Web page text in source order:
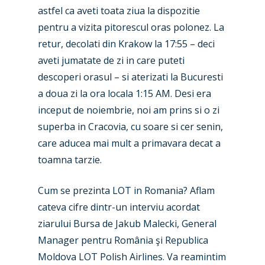
astfel ca aveti toata ziua la dispozitie
pentru a vizita pitorescul oras polonez. La
retur, decolati din Krakow la 17:55 – deci
aveti jumatate de zi in care puteti
descoperi orasul – si aterizati la Bucuresti
a doua zi la ora locala 1:15 AM. Desi era
inceput de noiembrie, noi am prins si o zi
superba in Cracovia, cu soare si cer senin,
care aducea mai mult a primavara decat a
toamna tarzie.
Cum se prezinta LOT in Romania? Aflam
cateva cifre dintr-un interviu acordat
ziarului Bursa de Jakub Malecki, General
Manager pentru România şi Republica
Moldova LOT Polish Airlines. Va reamintim